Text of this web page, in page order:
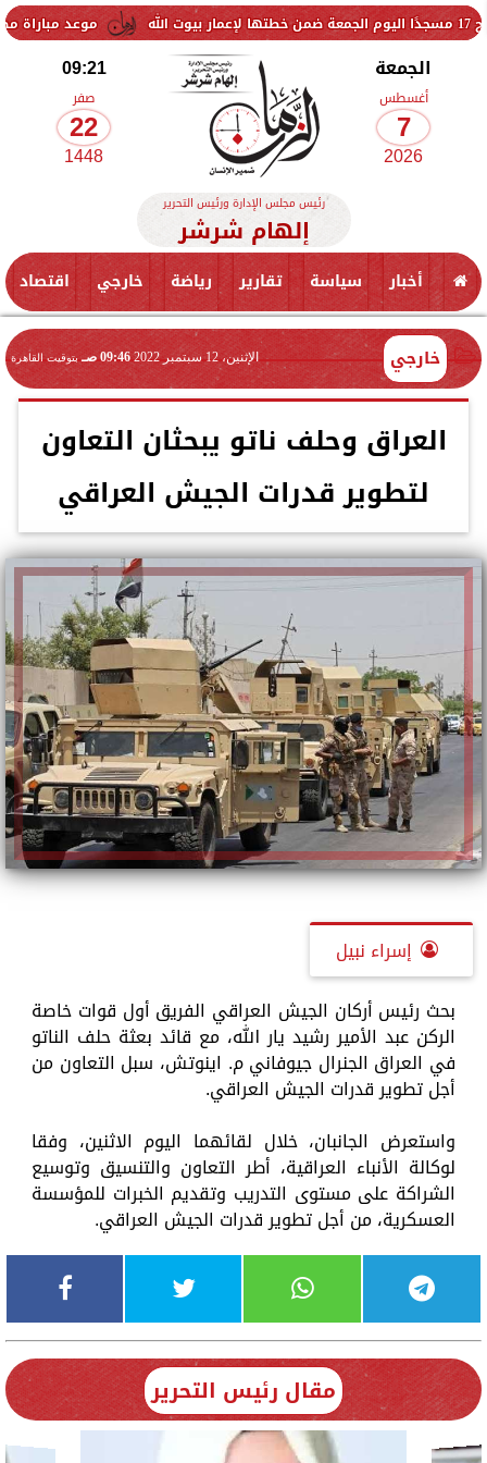
موعد مباراة مصر
الجمعة
أغسطس
7
2026
09:21
صفر
22
1448
رئيس مجلس الإدارة ورئيس التحرير
إلهام شرشر
أخبار سياسة تقارير رياضة خارجي اقتصاد
خارجي الإثنين، 12 سبتمبر 2022 09:46 صـ بتوقيت القاهرة
العراق وحلف ناتو يبحثان التعاون
لتطوير قدرات الجيش العراقي
إسراء نبيل
بحث رئيس أركان الجيش العراقي الفريق أول قوات خاصة
الركن عبد الأمير رشيد يار الله، مع قائد بعثة حلف الناتو
في العراق الجنرال جيوفاني م. اينوتش، سبل التعاون من
أجل تطوير قدرات الجيش العراقي.
واستعرض الجانبان، خلال لقائهما اليوم الاثنين، وفقا
لوكالة الأنباء العراقية، أطر التعاون والتنسيق وتوسيع
الشراكة على مستوى التدريب وتقديم الخبرات للمؤسسة
العسكرية، من أجل تطوير قدرات الجيش العراقي.
مقال رئيس التحرير